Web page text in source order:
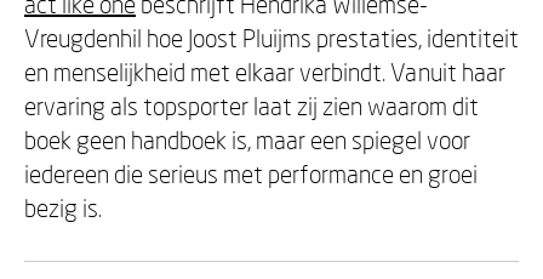
Vreugdenhil hoe Joost Pluijms prestaties, identiteit
en menselijkheid met elkaar verbindt. Vanuit haar
ervaring als topsporter laat zij zien waarom dit
boek geen handboek is, maar een spiegel voor
iedereen die serieus met performance en groei
bezig is.